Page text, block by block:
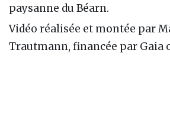
paysanne du Béarn.
Vidéo réalisée et montée par
Trautmann, financée par Gaia